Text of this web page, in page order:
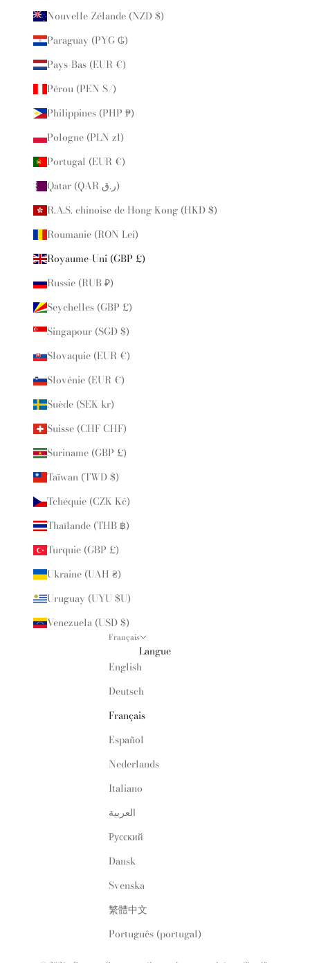
Nouvelle-Zélande (NZD $)
Paraguay (PYG ₲)
Pays-Bas (EUR €)
Pérou (PEN S/)
Philippines (PHP ₱)
Pologne (PLN zł)
Portugal (EUR €)
Qatar (QAR ر.ق)
R.A.S. chinoise de Hong Kong (HKD $)
Roumanie (RON Lei)
Royaume-Uni (GBP £)
Russie (RUB ₽)
Seychelles (GBP £)
Singapour (SGD $)
Slovaquie (EUR €)
Slovénie (EUR €)
Suède (SEK kr)
Suisse (CHF CHF)
Suriname (GBP £)
Taïwan (TWD $)
Tchéquie (CZK Kč)
Thaïlande (THB ฿)
Turquie (GBP £)
Ukraine (UAH ₴)
Uruguay (UYU $U)
Venezuela (USD $)
Français
Langue
English
Deutsch
Français
Español
Nederlands
Italiano
العربية
Русский
Dansk
Svenska
繁體中文
Português (portugal)